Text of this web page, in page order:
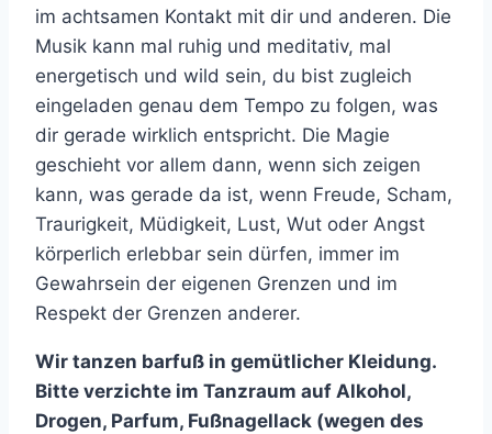
im achtsamen Kontakt mit dir und anderen. Die
Musik kann mal ruhig und meditativ, mal
energetisch und wild sein, du bist zugleich
eingeladen genau dem Tempo zu folgen, was
dir gerade wirklich entspricht. Die Magie
geschieht vor allem dann, wenn sich zeigen
kann, was gerade da ist, wenn Freude, Scham,
Traurigkeit, Müdigkeit, Lust, Wut oder Angst
körperlich erlebbar sein dürfen, immer im
Gewahrsein der eigenen Grenzen und im
Respekt der Grenzen anderer.
Wir tanzen barfuß in gemütlicher Kleidung.
Bitte verzichte im Tanzraum auf Alkohol,
Drogen, Parfum, Fußnagellack (wegen des